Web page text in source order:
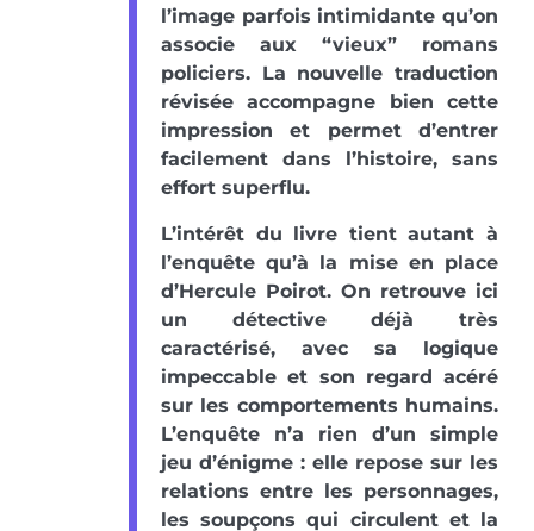
l’image parfois intimidante qu’on
associe aux “vieux” romans
policiers. La nouvelle traduction
révisée accompagne bien cette
impression et permet d’entrer
facilement dans l’histoire, sans
effort superflu.
L’intérêt du livre tient autant à
l’enquête qu’à la mise en place
d’Hercule Poirot. On retrouve ici
un détective déjà très
caractérisé, avec sa logique
impeccable et son regard acéré
sur les comportements humains.
L’enquête n’a rien d’un simple
jeu d’énigme : elle repose sur les
relations entre les personnages,
les soupçons qui circulent et la